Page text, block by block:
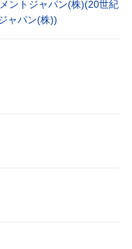
ントジャパン(株)(20世紀
ャパン(株))